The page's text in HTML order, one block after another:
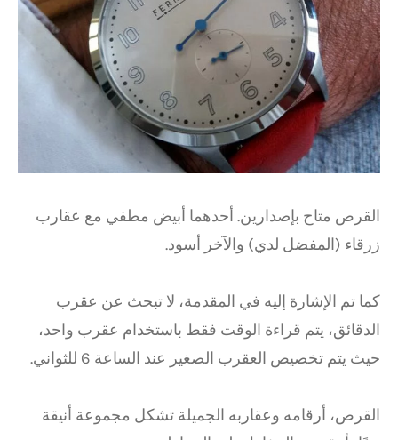
القرص متاح بإصدارين. أحدهما أبيض مطفي مع عقارب
زرقاء (المفضل لدي) والآخر أسود.
كما تم الإشارة إليه في المقدمة، لا تبحث عن عقرب
الدقائق، يتم قراءة الوقت فقط باستخدام عقرب واحد،
حيث يتم تخصيص العقرب الصغير عند الساعة 6 للثواني.
القرص، أرقامه وعقاربه الجميلة تشكل مجموعة أنيقة